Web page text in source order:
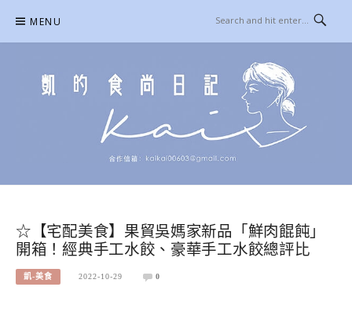
content
MENU
☆【宅配美食】果貿吳媽家新品「鮮肉餛飩」
開箱！經典手工水餃、豪華手工水餃總評比
凱-美食 2022-10-29 0